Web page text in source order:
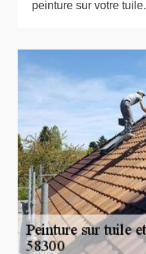
peinture sur votre tuile.